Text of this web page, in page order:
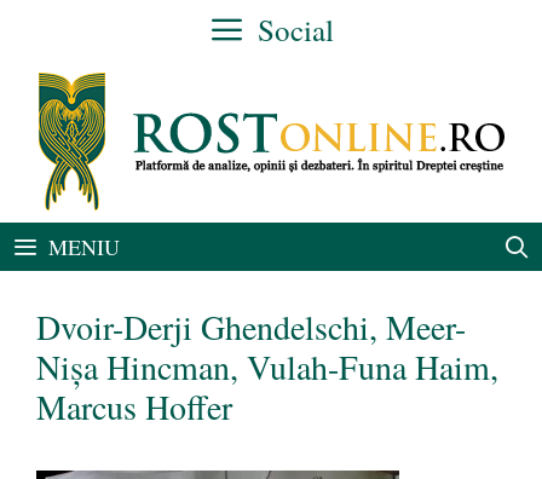
conținut
Social
MENIU
Dvoir-Derji Ghendelschi, Meer-
Nișa Hincman, Vulah-Funa Haim,
Marcus Hoffer